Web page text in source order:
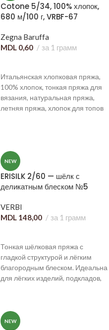
Cotone 5/34, 100% хлопок,
680 м/100 г, VRBF-67
Zegna Baruffa
MDL 0,60 за 1 грамм
Итальянская хлопковая пряжа,
100% хлопок, тонкая пряжа для
вязания, натуральная пряжа,
летняя пряжа, хлопок для топов
яркая пряжа для одежды.
NEW
ERISILK 2/60 — шёлк с
деликатным блеском №5
VERBI
MDL 148,00 за 1 грамм
Тонкая шёлковая пряжа с
гладкой структурой и лёгким
благородным блеском. Идеальна
для лёгких изделий, подкладов,
NEW